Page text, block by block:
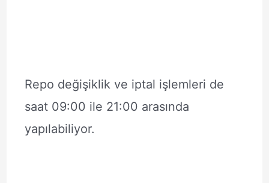
Repo değişiklik ve iptal işlemleri de
saat 09:00 ile 21:00 arasında
yapılabiliyor.